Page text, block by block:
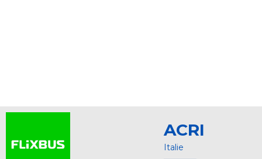
ACRI
Italie